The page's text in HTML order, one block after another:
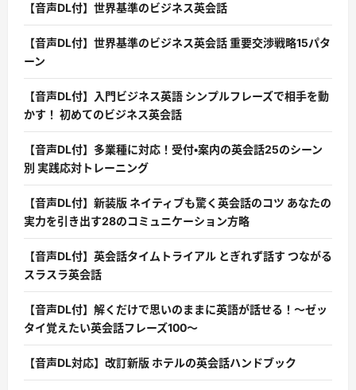
【音声DL付】世界基準のビジネス英会話
【音声DL付】世界基準のビジネス英会話 重要交渉戦略15パタ
ーン
【音声DL付】入門ビジネス英語 シンプルフレーズで相手を動
かす！ 初めてのビジネス英会話
【音声DL付】多業種に対応！受付・案内の英会話25のシーン
別 実践応対トレーニング
【音声DL付】新装版 ネイティブも驚く英会話のコツ あなたの
実力を引き出す28のコミュニケーション方略
【音声DL付】英会話タイムトライアル とぎれず話す つながる
スラスラ英会話
【音声DL付】解くだけで思いのままに英語が話せる！〜ゼッ
タイ覚えたい英会話フレーズ100〜
【音声DL対応】改訂新版 ホテルの英会話ハンドブック